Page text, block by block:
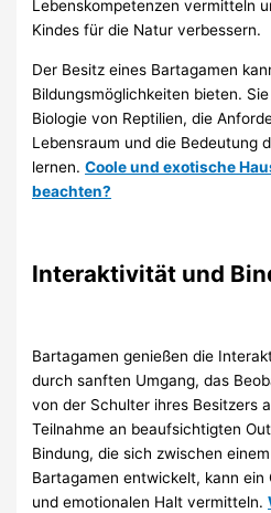
Lebenskompetenzen vermitteln
Kindes für die Natur verbessern.
Der Besitz eines Bartagamen
Bildungsmöglichkeiten bieten.
Biologie von Reptilien, die
Lebensraum und die Bedeutung
lernen.Coole und exotische
beachten?
Interaktivität und
Bartagamen genießen die
durch sanften Umgang, das
von der Schulter ihres Besitzers
Teilnahme an beaufsichtigten
Bindung, die sich zwischen
Bartagamen entwickelt, kann
und emotionalen Halt vermitteln.